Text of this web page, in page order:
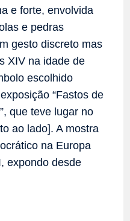
e forte, envolvida
e pedras
gesto discreto mas
XIV na idade de
escolhido
“Fastos de
que teve lugar no
ao lado]. A mostra
na Europa
expondo desde